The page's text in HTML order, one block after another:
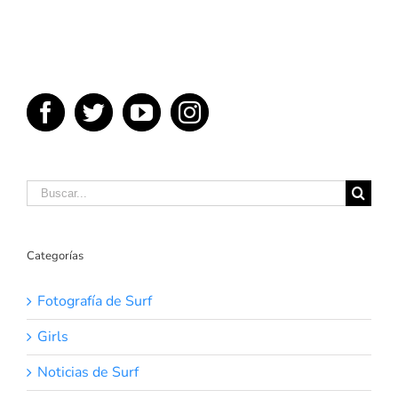
Buscar:
Categorías
Fotografía de Surf
Girls
Noticias de Surf